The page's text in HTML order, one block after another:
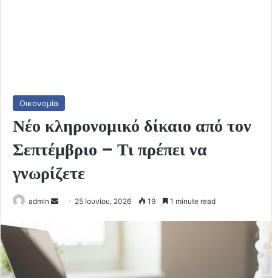
Οικονομία
Νέο κληρονομικό δίκαιο από τον
Σεπτέμβριο – Τι πρέπει να
γνωρίζετε
admin
Send 25 Ιουνίου, 2026 19 1 minute read